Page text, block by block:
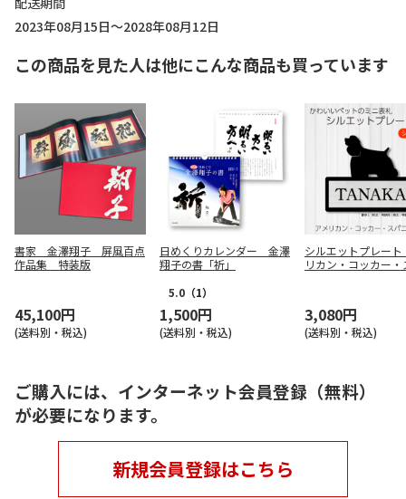
2023年08月15日～2028年08月12日
この商品を見た人は他にこんな商品も買っています
書家 金澤翔子 屏風百点
作品集 特装版
45,100円
(送料別・税込)
日めくりカレンダー 金澤
翔子の書「祈」
5.0 （1）
1,500円
(送料別・税込)
シルエットプレート
リカン・コッカー
3,080円
(送料別・税込)
ご購入には、インターネット会員登録（無料）
が必要になります。
新規会員登録はこちら